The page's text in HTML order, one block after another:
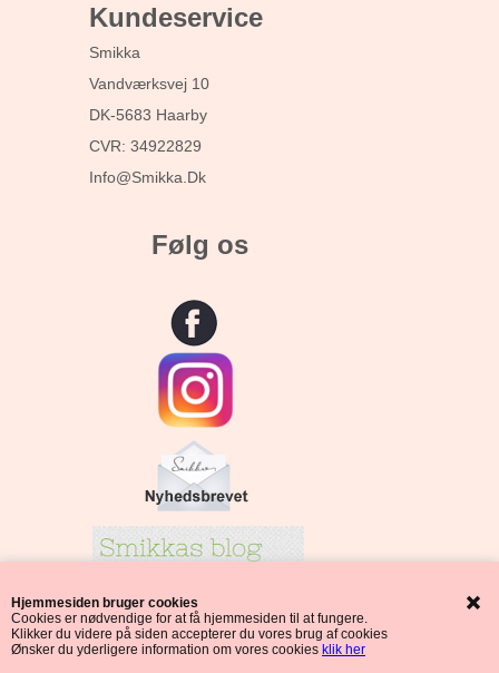
Hjemmesiden bruger cookies
Cookies er nødvendige for at få hjemmesiden til at fungere.
Klikker du videre på siden accepterer du vores brug af cookies
Ønsker du yderligere information om vores cookies klik her
Kundeservice
Smikka
Vandværksvej 10
DK-5683 Haarby
CVR: 34922829
Info@smikka.dk
Følg os